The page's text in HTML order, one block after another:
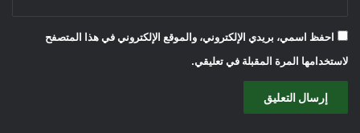
احفظ اسمي، بريدي الإلكتروني، والموقع الإلكتروني في هذا المتصفح
لاستخدامها المرة المقبلة في تعليقي.